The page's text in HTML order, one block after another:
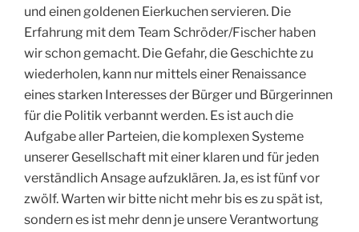
und einen goldenen Eierkuchen servieren. Die
Erfahrung mit dem Team Schröder/Fischer haben
wir schon gemacht. Die Gefahr, die Geschichte zu
wiederholen, kann nur mittels einer Renaissance
eines starken Interesses der Bürger und Bürgerinnen
für die Politik verbannt werden. Es ist auch die
Aufgabe aller Parteien, die komplexen Systeme
unserer Gesellschaft mit einer klaren und für jeden
verständlich Ansage aufzuklären. Ja, es ist fünf vor
zwölf. Warten wir bitte nicht mehr bis es zu spät ist,
sondern es ist mehr denn je unsere Verantwortung